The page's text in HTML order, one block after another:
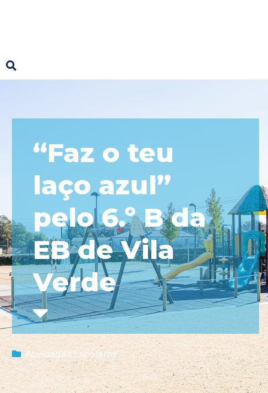
“Faz o teu
laço azul”
pelo 6.º B da
EB de Vila
Verde
Atividades Escolares